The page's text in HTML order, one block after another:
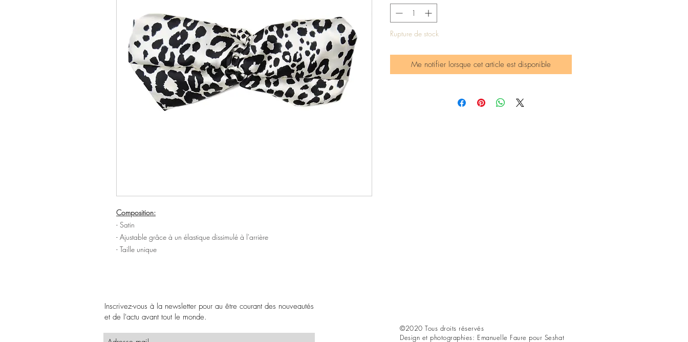
Composition:
- Satin
- Ajustable grâce à un élastique dissimulé à l'arrière
- Taille unique
Rupture de stock
Me notifier lorsque cet article est disponible
Inscrivez-vous à la newsletter pour au être courant des nouveautés
et de l'actu avant tout le monde.
©2020 Tous droits réservés
Design et photographies: Emanuelle Faure pour Seshat